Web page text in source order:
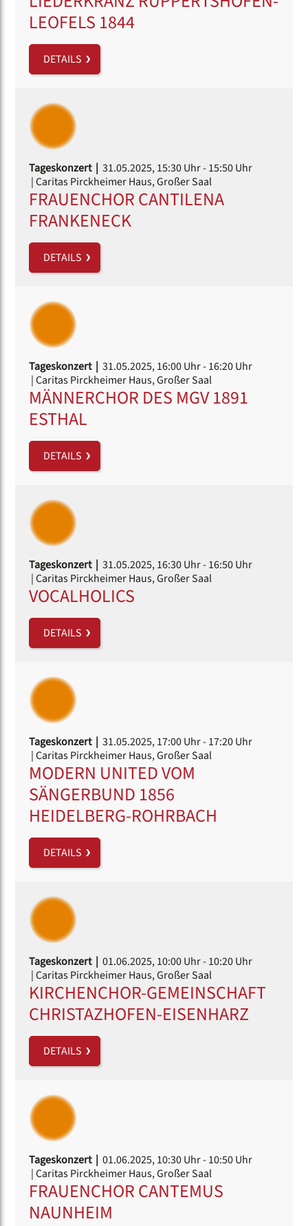
LEOFELS 1844
DETAILS
Tageskonzert | 31.05.2025, 15:30 Uhr- 15:50 Uhr
| Caritas Pirckheimer Haus, Großer Saal
FRAUENCHOR CANTILENA
FRANKENECK
DETAILS
Tageskonzert | 31.05.2025, 16:00 Uhr- 16:20 Uhr
| Caritas Pirckheimer Haus, Großer Saal
MÄNNERCHOR DES MGV 1891
ESTHAL
DETAILS
Tageskonzert | 31.05.2025, 16:30 Uhr- 16:50 Uhr
| Caritas Pirckheimer Haus, Großer Saal
VOCALHOLICS
DETAILS
Tageskonzert | 31.05.2025, 17:00 Uhr- 17:20 Uhr
| Caritas Pirckheimer Haus, Großer Saal
MODERN UNITED VOM
SÄNGERBUND 1856
HEIDELBERG-ROHRBACH
DETAILS
Tageskonzert | 01.06.2025, 10:00 Uhr- 10:20 Uhr
| Caritas Pirckheimer Haus, Großer Saal
KIRCHENCHOR-GEMEINSCHAFT
CHRISTAZHOFEN-EISENHARZ
DETAILS
Tageskonzert | 01.06.2025, 10:30 Uhr- 10:50 Uhr
| Caritas Pirckheimer Haus, Großer Saal
FRAUENCHOR CANTEMUS
NAUNHEIM